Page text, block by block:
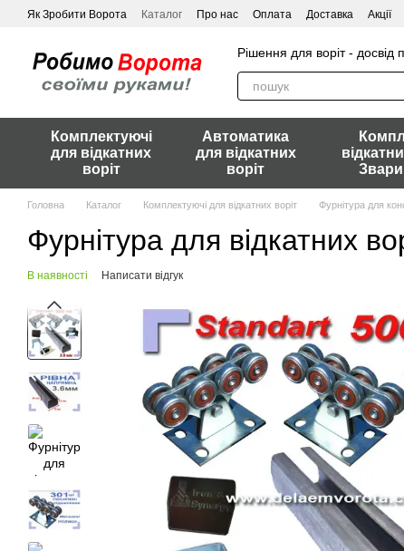
Перейти до основного контенту
Як Зробити Ворота Каталог Про нас Оплата Доставка Акції
Рішення для воріт - досвід
Комплектуючі
для відкатних
воріт
Автоматика
для відкатних
воріт
Головна Каталог Комплектуючі для відкатних воріт Фурнітура для
Фурнітура для відкатних
В наявності Написати відгук